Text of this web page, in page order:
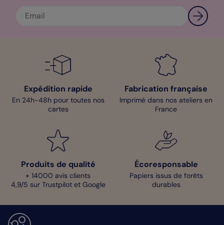
Expédition rapide
En 24h-48h pour toutes nos
cartes
Fabrication française
Imprimé dans nos ateliers en
France
Produits de qualité
+ 14000 avis clients
4,9/5 sur Trustpilot et Google
Écoresponsable
Papiers issus de forêts
durables